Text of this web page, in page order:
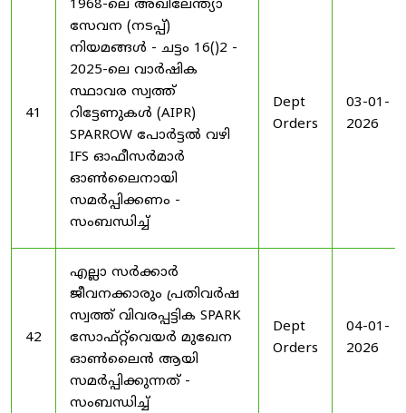
41
1968-ലെ അഖിലേന്ത്യാ
സേവന (നടപ്പ്)
നിയമങ്ങൾ - ചട്ടം 16()2 -
2025-ലെ വാർഷിക
സ്ഥാവര സ്വത്ത്
റിട്ടേണുകൾ (AIPR)
SPARROW പോർട്ടൽ വഴി
IFS ഓഫീസർമാർ
ഓൺലൈനായി
സമർപ്പിക്കണം -
സംബന്ധിച്ച്
Dept
Orders
03-01-
2026
42
എല്ലാ സർക്കാർ
ജീവനക്കാരും പ്രതിവർഷ
സ്വത്ത് വിവരപ്പട്ടിക SPARK
സോഫ്റ്റ്‌വെയർ മുഖേന
ഓൺലൈൻ ആയി
സമർപ്പിക്കുന്നത് -
സംബന്ധിച്ച്
Dept
Orders
04-01-
2026